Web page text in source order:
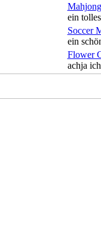
ein
Soccer
ein
Flower
achja